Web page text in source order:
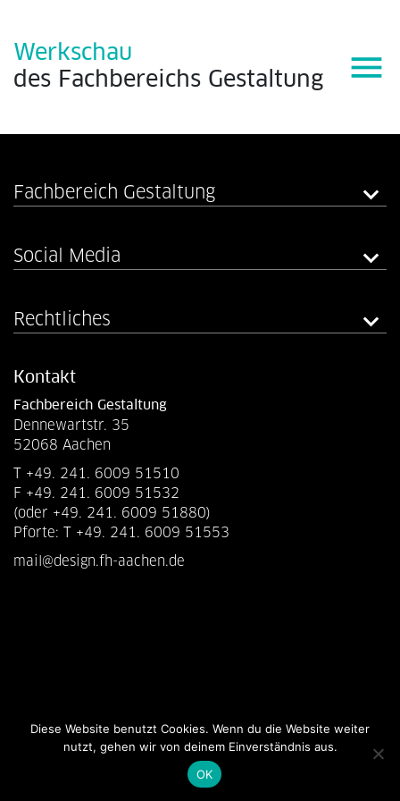
Werkschau
des Fachbereichs Gestaltung menu
Fachbereich Gestaltung
Social Media
Rechtliches
Kontakt
Fachbereich Gestaltung
Dennewartstr. 35
52068 Aachen
T +49. 241. 6009 51510
F +49. 241. 6009 51532
(oder +49. 241. 6009 51880)
Pforte: T +49. 241. 6009 51553
mail@design.fh-aachen.de
Diese Website benutzt Cookies. Wenn du die Website weiter
nutzt, gehen wir von deinem Einverständnis aus.
OK